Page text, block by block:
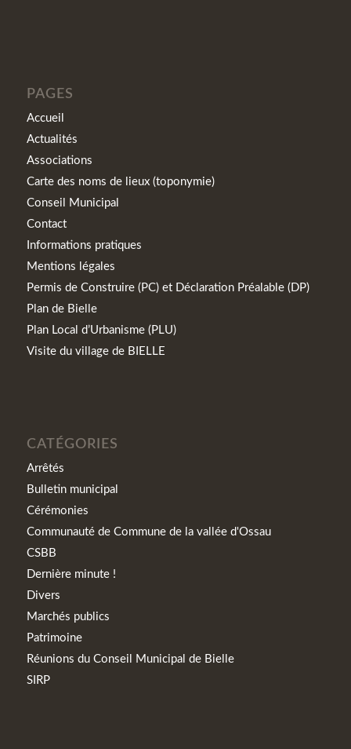
PAGES
Accueil
Actualités
Associations
Carte des noms de lieux (toponymie)
Conseil Municipal
Contact
Informations pratiques
Mentions légales
Permis de Construire (PC) et Déclaration Préalable (DP)
Plan de Bielle
Plan Local d’Urbanisme (PLU)
Visite du village de BIELLE
CATÉGORIES
Arrêtés
Bulletin municipal
Cérémonies
Communauté de Commune de la vallée d'Ossau
CSBB
Dernière minute !
Divers
Marchés publics
Patrimoine
Réunions du Conseil Municipal de Bielle
SIRP